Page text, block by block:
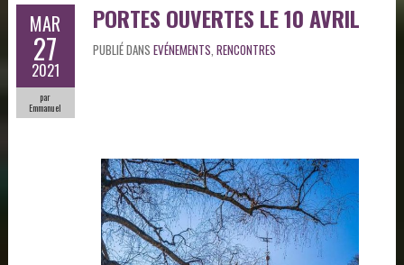
MAR
27
2021
par
Emmanuel
PORTES OUVERTES LE 10 AVRIL
PUBLIÉ DANS EVÉNEMENTS RENCONTRES